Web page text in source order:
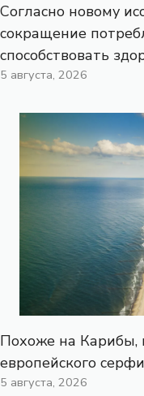
Согласно новому
сокращение
способствовать
5 августа, 2026
Похоже на Карибы,
европейского
5 августа, 2026